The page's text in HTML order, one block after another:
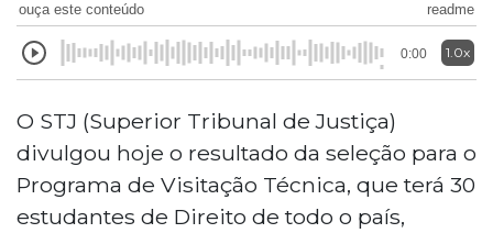
ouça este conteúdo readme
0:00 1.0x
O STJ (Superior Tribunal de Justiça)
divulgou hoje o resultado da seleção para o
Programa de Visitação Técnica, que terá 30
estudantes de Direito de todo o país,